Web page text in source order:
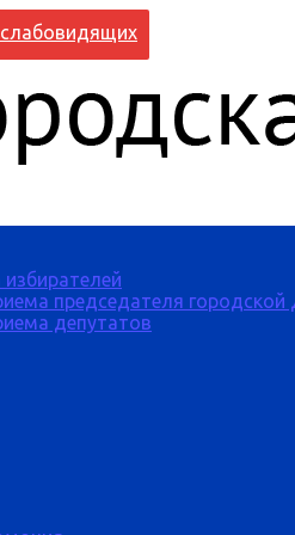
председателя
депутатов